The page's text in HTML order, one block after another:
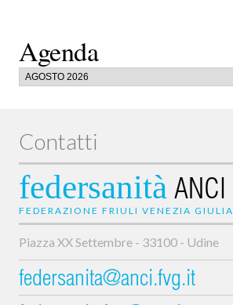
Agenda
Contatti
federsanità ANCI
FEDERAZIONE FRIULI VENEZIA GIULIA
Piazza XX Settembre - 33100 - Udine
federsanita@anci.fvg.it